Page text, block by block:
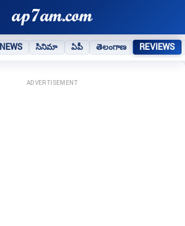
NEWS సినిమా ఏపీ తెలంగాణ REVIEWS
ADVERTISEMENT